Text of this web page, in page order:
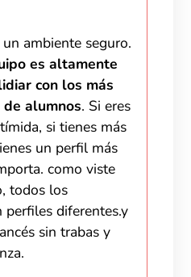
ambiente seguro.
es altamente
con los más
alumnos. Si eres
si tienes más
un perfil más
como viste
todos los
perfiles diferentes.y
sin trabas y